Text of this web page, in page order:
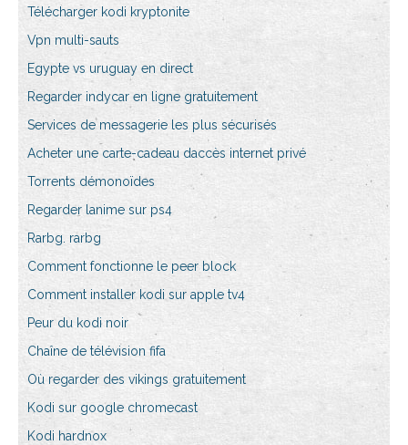
Télécharger kodi kryptonite
Vpn multi-sauts
Egypte vs uruguay en direct
Regarder indycar en ligne gratuitement
Services de messagerie les plus sécurisés
Acheter une carte-cadeau daccès internet privé
Torrents démonoïdes
Regarder lanime sur ps4
Rarbg. rarbg
Comment fonctionne le peer block
Comment installer kodi sur apple tv4
Peur du kodi noir
Chaîne de télévision fifa
Où regarder des vikings gratuitement
Kodi sur google chromecast
Kodi hardnox